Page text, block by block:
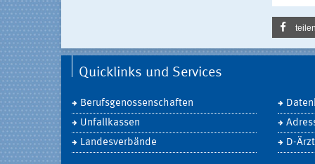
Quicklinks und Services
Berufsgenossenschaften
Unfallkassen
Landesverbände
D-